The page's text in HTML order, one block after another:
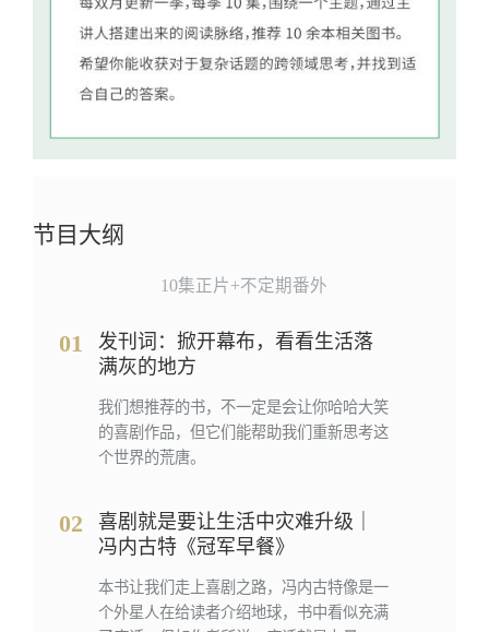
节目大纲
10集正片+不定期番外
01
发刊词：掀开幕布，看看生活落
满灰的地方
我们想推荐的书，不一定是会让你哈哈大笑
的喜剧作品，但它们能帮助我们重新思考这
个世界的荒唐。
02
喜剧就是要让生活中灾难升级｜
冯内古特《冠军早餐》
本书让我们走上喜剧之路，冯内古特像是一
个外星人在给读者介绍地球，书中看似充满